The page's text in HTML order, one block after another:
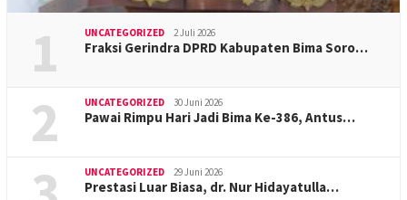
1 UNCATEGORIZED 2 Juli 2026
Fraksi Gerindra DPRD Kabupaten Bima Soro…
2 UNCATEGORIZED 30 Juni 2026
Pawai Rimpu Hari Jadi Bima Ke-386, Antus…
UNCATEGORIZED 29 Juni 2026
Prestasi Luar Biasa, dr. Nur Hidayatulla…